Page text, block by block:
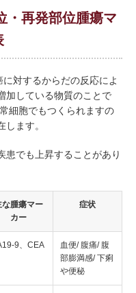
・再発部位腫瘍マ
対するからだの反応によ
加している物質のことで
細胞でもつくられますの
ます。
患でも上昇することがあり
な腫瘍マー
カー
症状
9、CEA
血便/ 腹痛/ 腹
部膨満感/ 下痢
や便秘